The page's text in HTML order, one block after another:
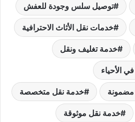
توصيل سلس وجودة للعفش
خدمات نقل الأثاث الاحترافية
خدمة تغليف ونقل
الأحياء
خدمة نقل متخصصة
خدمة نقل موثوقة